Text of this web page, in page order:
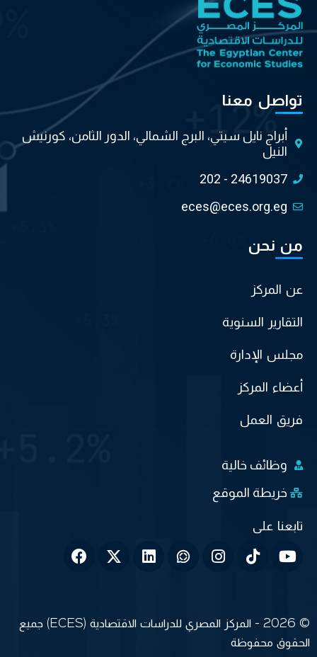
تواصل معنا
أبراج نايل سيتي، البرج الشمالي، الدور الثامن، كورنيش
النيل
202 - 24619037
eces@eces.org.eg
من نحن
عن المركز
التقارير السنوية
مجلس الإدارة
أعضاء المركز
فريق العمل
وظائف خالية
خريطة الموقع
© 2026 - المركز المصري للدراسات الاقتصادية (ECES) جميع
الحقوق محفوظة